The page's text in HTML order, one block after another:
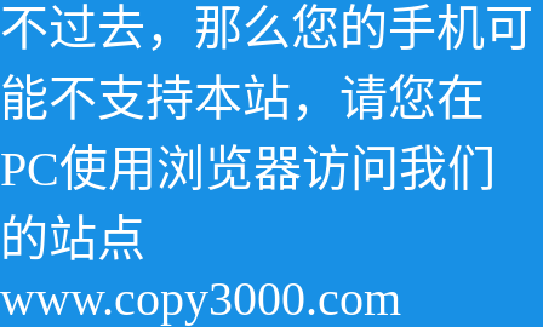
不过去，那么您的手机可
能不支持本站，请您在
PC使用浏览器访问我们
的站点
www.copy3000.com